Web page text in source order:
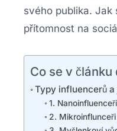
svého publika. Jak
přítomnost na
Co se v
Typy influencerů
1. Nanoinfluenceři
2. Mikroinflunceři